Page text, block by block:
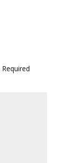
Required